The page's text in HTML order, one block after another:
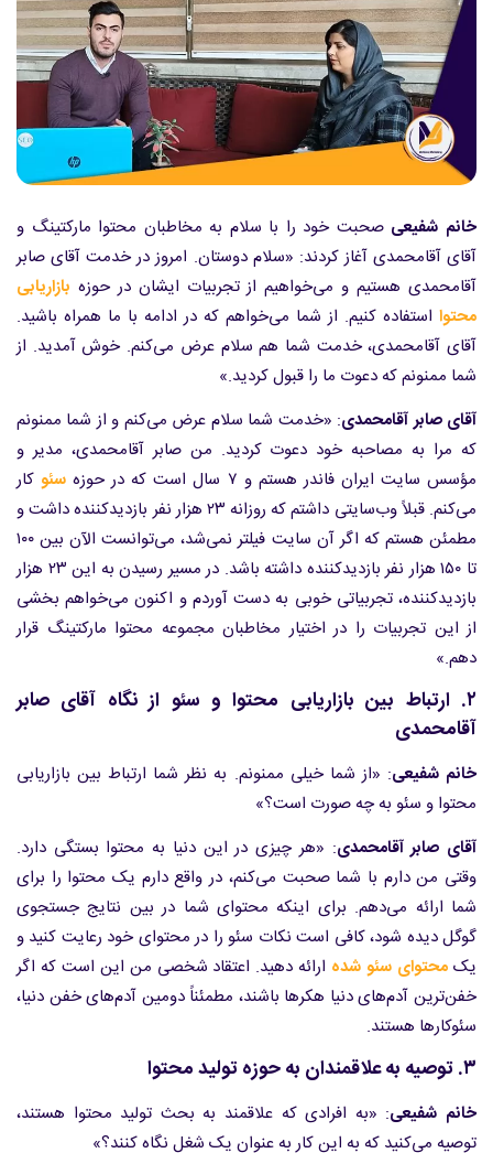
خانم شفیعیصحبت خود را با سلام به مخاطبان محتوا مارکتینگ و
آقای آقامحمدی آغاز کردند: «سلام دوستان. امروز در خدمت آقای صابر
آقامحمدی هستیم و می‌خواهیم از تجربیات ایشان در حوزه بازاریابی
محتوا استفاده کنیم. از شما می‌خواهم که در ادامه با ما همراه باشید.
آقای آقامحمدی، خدمت شما هم سلام عرض می‌کنم. خوش آمدید. از
شما ممنونم که دعوت ما را قبول کردید.»
آقای صابر آقامحمدی: «خدمت شما سلام عرض می‌کنم و از شما ممنونم
که مرا به مصاحبه خود دعوت کردید. من صابر آقامحمدی، مدیر و
مؤسس سایت ایران فاندر هستم و ۷ سال است که در حوزه
سئوکار
می‌کنم. قبلاً وب‌سایتی داشتم که روزانه ۲۳ هزار نفر بازدیدکننده داشت و
مطمئن هستم که اگر آن سایت فیلتر نمی‌شد، می‌توانست الآن بین ۱۰۰
تا ۱۵۰ هزار نفر بازدیدکننده داشته باشد. در مسیر رسیدن به این ۲۳ هزار
بازدیدکننده، تجربیاتی خوبی به دست آوردم و اکنون می‌خواهم بخشی
از این تجربیات را در اختیار مخاطبان مجموعه محتوا مارکتینگ قرار
دهم.»
۲. ارتباط بین بازاریابی محتوا و سئو از نگاه آقای صابر
آقامحمدی
خانم شفیعی: «از شما خیلی ممنونم. به نظر شما ارتباط بین بازاریابی
محتوا و سئو به چه صورت است؟»
آقای صابر آقامحمدی: «هر چیزی در این دنیا به محتوا بستگی دارد.
وقتی من دارم با شما صحبت می‌کنم، در واقع دارم یک محتوا را برای
شما ارائه می‌دهم. برای اینکه محتوای شما در بین نتایج جستجوی
گوگل دیده شود، کافی است نکات سئو را در محتوای خود رعایت کنید و
یک محتوای سئو شده ارائه دهید. اعتقاد شخصی من این است که اگر
خفن‌ترین آدم‌های دنیا هکرها باشند، مطمئناً دومین آدم‌های خفن دنیا،
سئوکارها هستند.
۳. توصیه به علاقمندان به حوزه تولید محتوا
خانم شفیعی: «به افرادی که علاقمند به بحث تولید محتوا هستند،
توصیه می‌کنید که به این کار به عنوان یک شغل نگاه کنند؟»